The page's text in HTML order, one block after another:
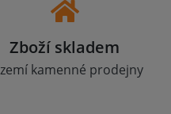
Zboží skladem
kamenné prodejny